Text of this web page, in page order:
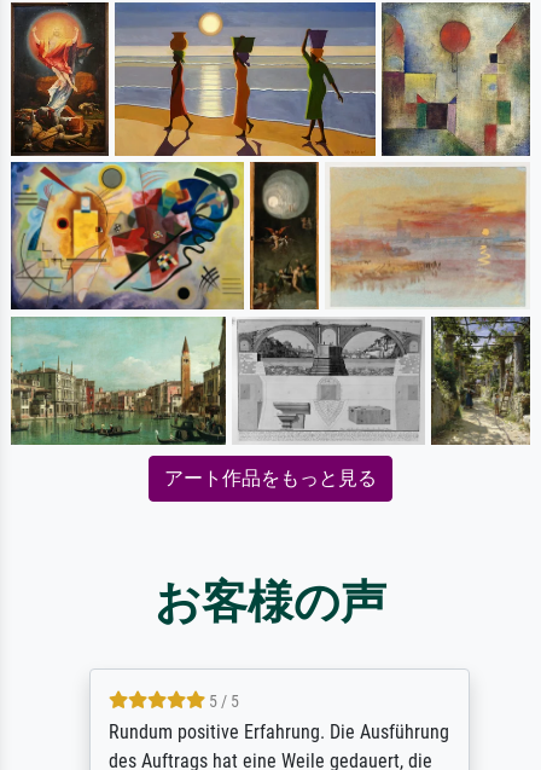
アート作品をもっと見る
お客様の声
5 / 5
Rundum positive Erfahrung. Die Ausführung
des Auftrags hat eine Weile gedauert, die